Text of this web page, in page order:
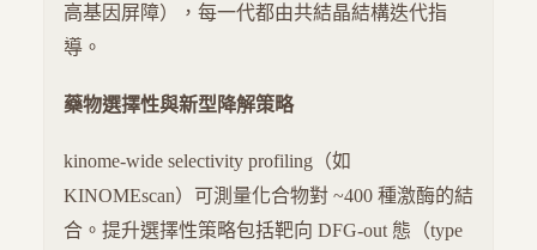
高基因屏障），每一代都由共結晶結構迭代指
導。
藥物選擇性與新型降解策略
kinome-wide selectivity profiling（如
KINOMEscan）可測量化合物對 ~400 種激酶的結
合。提升選擇性策略包括靶向 DFG-out 態（type